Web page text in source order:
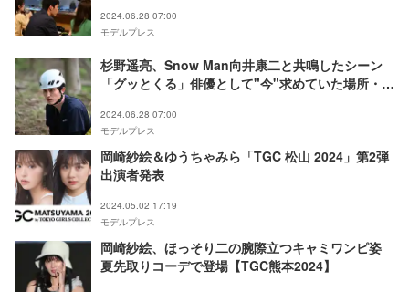
ンドクター」インタビュー後編】
2024.06.28 07:00
モデルプレス
杉野遥亮、Snow Man向井康二と共鳴したシーン
「グッとくる」俳優として"今"求めていた場所・懸
編】
2024.06.28 07:00
モデルプレス
岡崎紗絵＆ゆうちゃみら「TGC 松山 2024」第2弾
出演者発表
2024.05.02 17:19
モデルプレス
岡崎紗絵、ほっそり二の腕際立つキャミワンピ姿
夏先取りコーデで登場【TGC熊本2024】